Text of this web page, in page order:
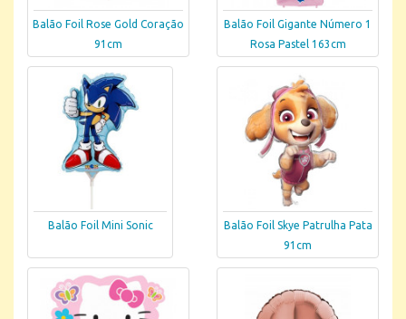
Balão Foil Rose Gold Coração
91cm
Balão Foil Gigante Número 1
Rosa Pastel 163cm
Balão Foil Mini Sonic
Balão Foil Skye Patrulha Pata
91cm